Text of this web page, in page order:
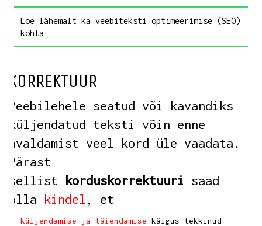
Loe lähemalt ka veebiteksti optimeerimise (SEO)
kohta
KORREKTUUR
Veebilehele seatud või kavandiks
küljendatud teksti võin enne
avaldamist veel kord üle vaadata.
Pärast
sellist korduskorrektuuri saad
olla kindel , et
küljendamise ja täiendamise käigus tekkinud